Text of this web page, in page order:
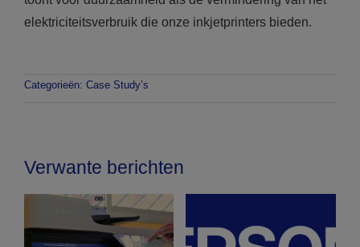
elektriciteitsverbruik die onze inkjetprinters bieden.
Categorieën: Case Study’s
Verwante berichten